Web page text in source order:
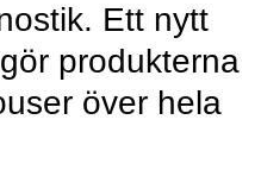
Ett nytt
produkterna
över hela